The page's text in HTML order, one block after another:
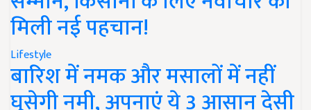
मिली नई पहचान!
Lifestyle
बारिश में नमक और मसालों में नहीं
घुसेगी नमी, अपनाएं ये 3 आसान देसी